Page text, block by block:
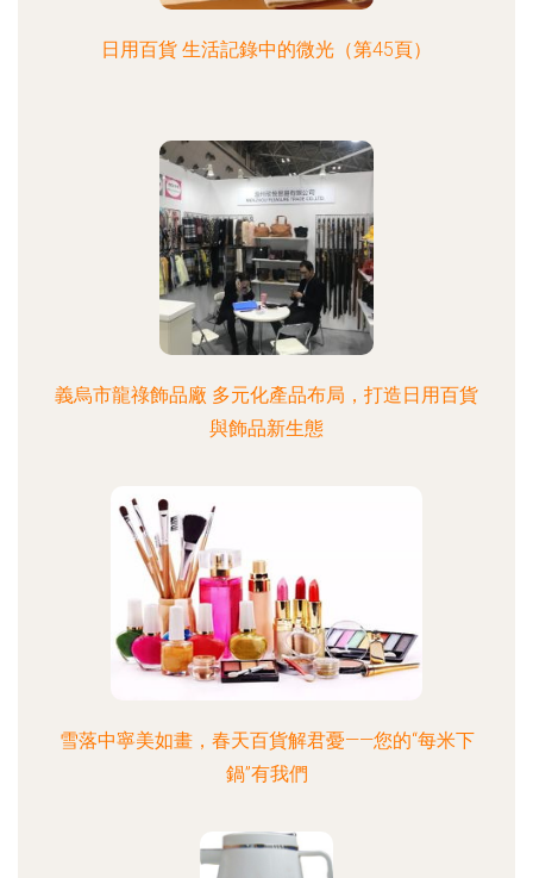
日用百貨 生活記錄中的微光（第45頁）
義烏市龍祿飾品廠 多元化產品布局，打造日用百貨
與飾品新生態
雪落中寧美如畫，春天百貨解君憂——您的“每米下
鍋”有我們